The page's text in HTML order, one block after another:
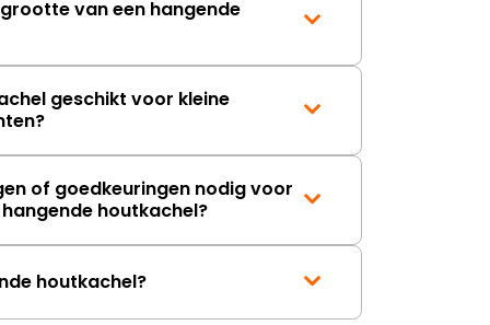
onbeschadigde achterwand
van een hangende
geschikt voor kleine
of goedkeuringen nodig voor
houtkachel?
houtkachel?